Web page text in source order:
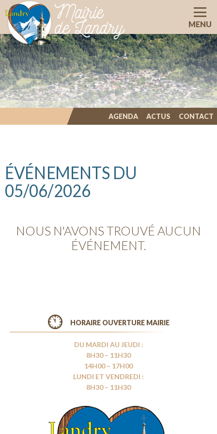
Mairie
de Landry
AGENDA ACTUS CONTACT
MENU
ÉVÉNEMENTS DU
05/06/2026
NOUS N'AVONS TROUVÉ AUCUN
ÉVÉNEMENT.
HORAIRE OUVERTURE MAIRIE
DU MARDI AU JEUDI :
8H30 – 11H30
14H00 – 17H00
LUNDI ET VENDREDI :
8H30 – 11H30